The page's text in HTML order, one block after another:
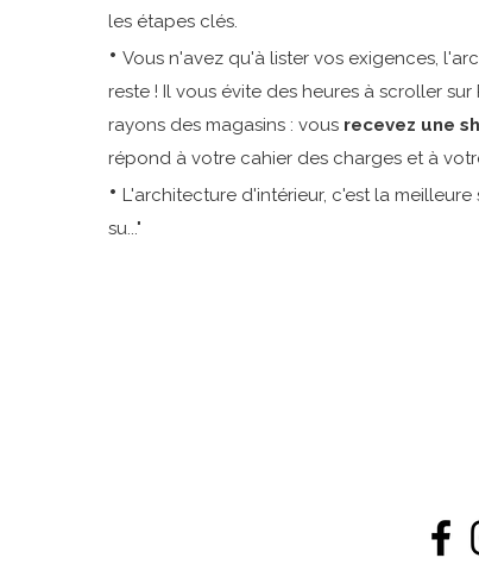
les étapes clés.
• Vous n'avez qu'à lister vos exigences,
reste ! Il vous évite des heures à scroller
rayons des magasins : vous recevez une
répond à votre cahier des charges et à
• L'architecture d'intérieur, c'est la
su..."